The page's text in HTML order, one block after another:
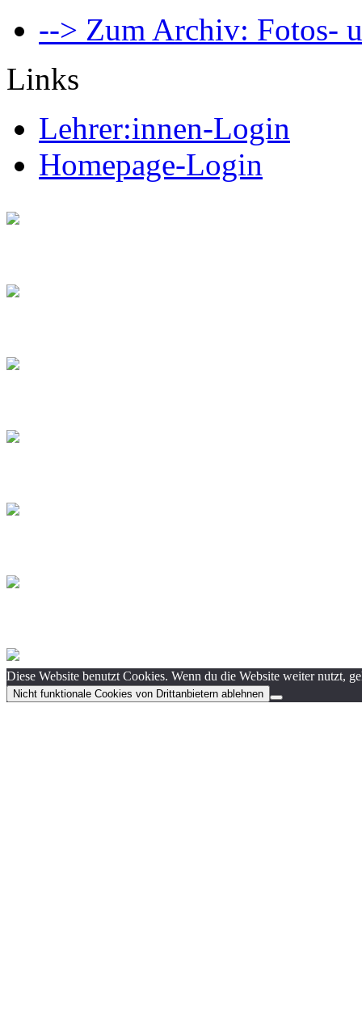
--> Zum Archiv: Fotos-
Links
Lehrer:innen-Login
Homepage-Login
Diese Website benutzt Cookies. Wenn du die Website weiter nutzt,
Nicht funktionale Cookies von Drittanbietern ablehnen